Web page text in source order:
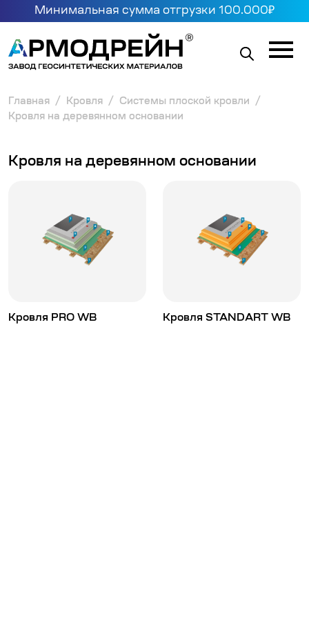
Главная Кровля
Системы плоской кровли
Кровля на деревянном основании
Кровля на деревянном основании
Кровля PRO WB Кровля STANDART WB
Минимальная сумма отгрузки 100.000₽